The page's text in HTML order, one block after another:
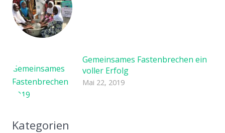
Gemeinsames Fastenbrechen ein
voller Erfolg
Mai 22, 2019
Kategorien